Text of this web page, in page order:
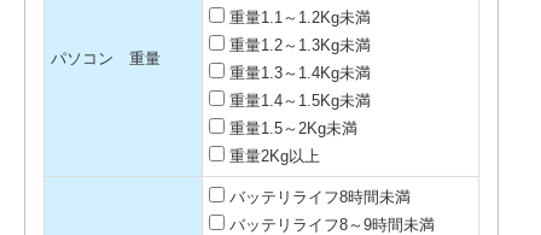
パソコン 重量
重量1.1～1.2Kg未満
重量1.2～1.3Kg未満
重量1.3～1.4Kg未満
重量1.4～1.5Kg未満
重量1.5～2Kg未満
重量2Kg以上
バッテリライフ8時間未満
バッテリライフ8～9時間未満